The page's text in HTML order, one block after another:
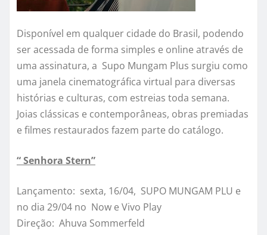
Disponível em qualquer cidade do Brasil, podendo
ser acessada de forma simples e online através de
uma assinatura, a Supo Mungam Plus surgiu como
uma janela cinematográfica virtual para diversas
histórias e culturas, com estreias toda semana.
Joias clássicas e contemporâneas, obras premiadas
e filmes restaurados fazem parte do catálogo.
“ Senhora Stern”
Lançamento: sexta, 16/04, SUPO MUNGAM PLU e
no dia 29/04 no Now e Vivo Play
Direção: Ahuva Sommerfeld